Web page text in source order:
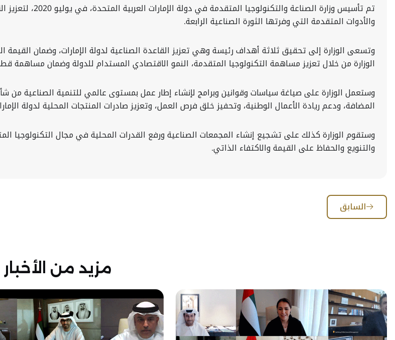
تم تأسيس وزارة
والأدوات المتقدمة التي وفرتها الثورة الصناعية الرابعة.
وتسعى الوزارة إلى تحقيق ثلاثة أهداف رئيسة وهي تعزيز القاعدة الصناعية لدولة الإمارات، وضمان القيمة
الوزارة من خلال تعزيز مساهمة التكنولوجيا المتقدمة، النمو الاقتصادي المستدام للدولة وضمان مساهمة
وستعمل الوزارة على صياغة سياسات وقوانين وبرامج لإنشاء إطار عمل بمستوى عالمي للتنمية الصناعية من
المضافة، ودعم ريادة الأعمال الوطنية، وتحفيز خلق فرص العمل، وتعزيز صادرات المنتجات المحلية لدولة
وستقوم الوزارة كذلك على تشجيع إنشاء المجمعات الصناعية ورفع القدرات المحلية في مجال التكنولوجيا
والتنويع والحفاظ على القيمة والاكتفاء الذاتي.
السابق
مزيد من الأخبار